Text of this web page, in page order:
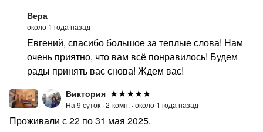
Вера
около 1 года назад
Евгений, спасибо большое за теплые слова! Нам
очень приятно, что вам всё понравилось! Будем
рады принять вас снова! Ждем вас!
Виктория
На 9 суток ·2-комн. ·около 1 года назад
Проживали с 22 по 31 мая 2025.